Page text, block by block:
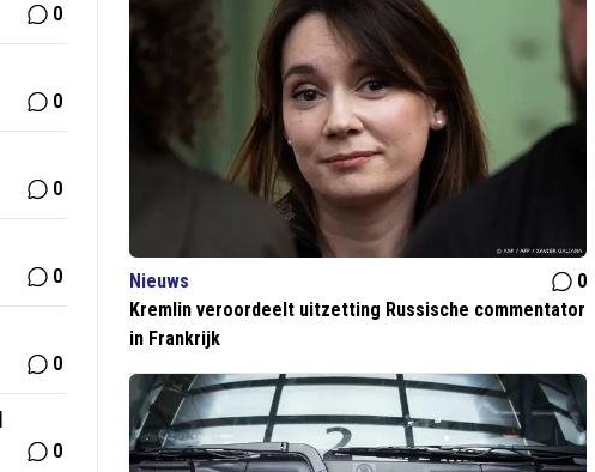
0
0
0
0
0
0
Nieuws
0
Kremlin veroordeelt uitzetting Russische commentator
in Frankrijk